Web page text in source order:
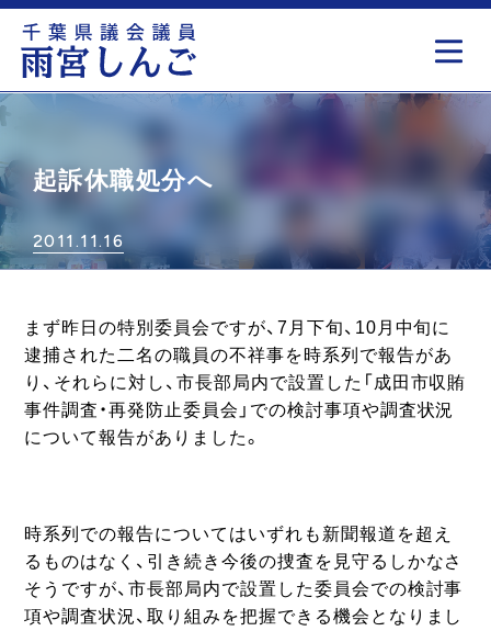
起訴休職処分へ
2011.11.16
まず昨日の特別委員会ですが、7月下旬、10月中旬に
逮捕された二名の職員の不祥事を時系列で報告があ
り、それらに対し、市長部局内で設置した「成田市収賄
事件調査・再発防止委員会」での検討事項や調査状況
について報告がありました。
時系列での報告についてはいずれも新聞報道を超え
るものはなく、引き続き今後の捜査を見守るしかなさ
そうですが、市長部局内で設置した委員会での検討事
項や調査状況、取り組みを把握できる機会となりまし